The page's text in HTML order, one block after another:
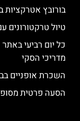
בורובץ
טיול טרקטורונים
כל יום רביעי
מדריכי הסקי
השכרת אופניים
הסעה פרטית